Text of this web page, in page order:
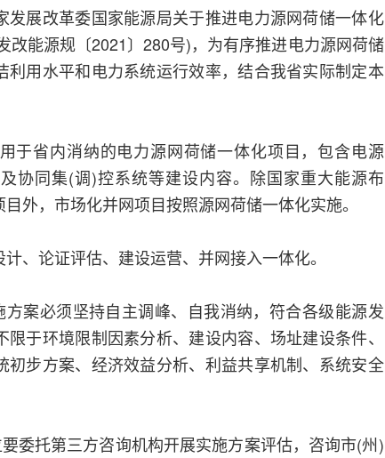
发展改革委国家能源局关于推进电力源网荷储一体化
改能源规〔2021〕280号)，为有序推进电力源网荷储
利用水平和电力系统运行效率，结合我省实际制定本
于省内消纳的电力源网荷储一体化项目，包含电源
协同集(调)控系统等建设内容。除国家重大能源布
外，市场化并网项目按照源网荷储一体化实施。
、论证评估、建设运营、并网接入一体化。
案必须坚持自主调峰、自我消纳，符合各级能源发
于环境限制因素分析、建设内容、场址建设条件、
初步方案、经济效益分析、利益共享机制、系统安全
委托第三方咨询机构开展实施方案评估，咨询市(州)